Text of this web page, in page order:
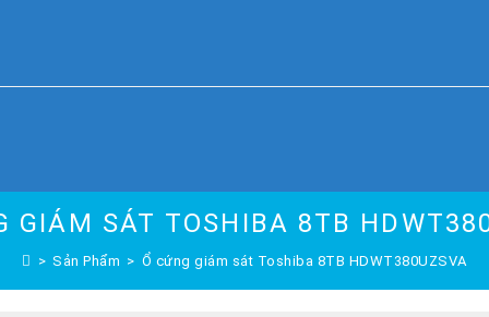
GIÁM SÁT TOSHIBA 8TB
> Sản Phẩm > Ổ cứng giám sát Toshiba 8TB HDWT380UZSVA